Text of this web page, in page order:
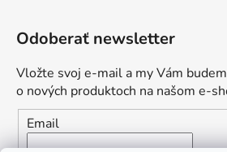
Odoberať newsletter
Vložte svoj e-mail a my Vám
o nových produktoch na našom e-
Email